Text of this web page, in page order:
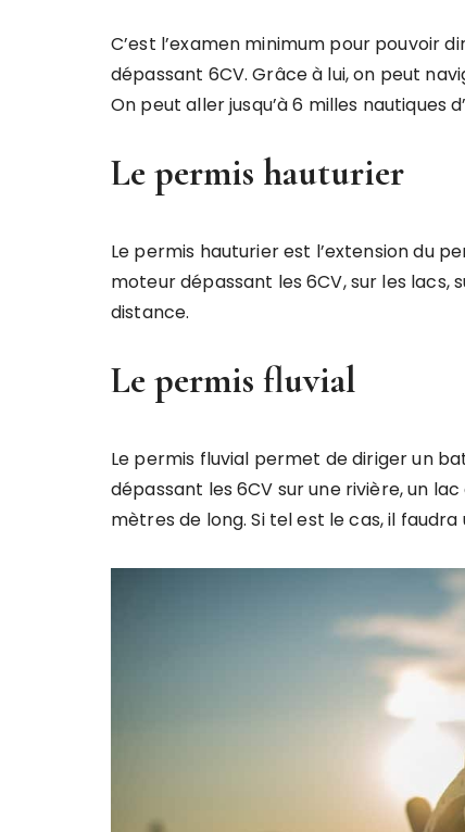
C’est l’examen minimum pour pouvoir
dépassant 6CV. Grâce à lui, on peut
On peut aller jusqu’à 6 milles nautiques
Le permis hauturier
Le permis hauturier est l’extension du
moteur dépassant les 6CV, sur les lacs,
distance.
Le permis fluvial
Le permis fluvial permet de diriger un
dépassant les 6CV sur une rivière, un
mètres de long. Si tel est le cas, il faudra